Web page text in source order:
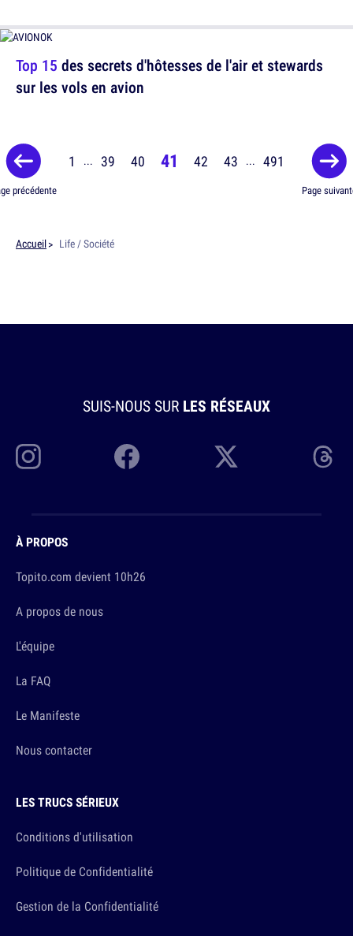
Top 15 des secrets d'hôtesses de l'air et stewards
sur les vols en avion
précédente
1 ... 39 40 41 42 43 ... 491
Page
Accueil Life / Société
SUIS-NOUS SUR LES RÉSEAUX
À PROPOS
Topito.com devient 10h26
A propos de nous
L'équipe
La FAQ
Le Manifeste
Nous contacter
LES TRUCS SÉRIEUX
Conditions d'utilisation
Politique de Confidentialité
Gestion de la Confidentialité